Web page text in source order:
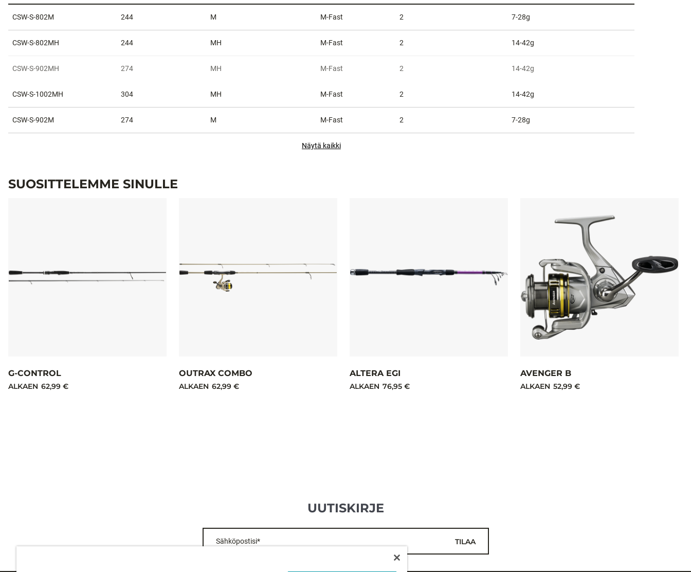
CSW-S-802M 244 M M-Fast 2 7-28g
CSW-S-802MH 244 MH M-Fast 2 14-42g
CSW-S-902MH 274 MH M-Fast 2 14-42g
CSW-S-1002MH 304 MH M-Fast 2 14-42g
CSW-S-902M 274 M M-Fast 2 7-28g
Näytä kaikki
SUOSITTELEMME SINULLE
G-CONTROL
ALKAEN 62,99 €
OUTRAX COMBO
ALKAEN 62,99 €
ALTERA EGI
ALKAEN 76,95 €
AVENGER B
ALKAEN 52,99 €
UUTISKIRJE
Sähköpostisi* TILAA